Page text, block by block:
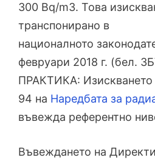
300 Bq/m3. Това
транспонирано в
националното
февруари 2018 г. (бел.
ПРАКТИКА: Изискването
94 на Наредбата за
въвежда референтно
Въвеждането на